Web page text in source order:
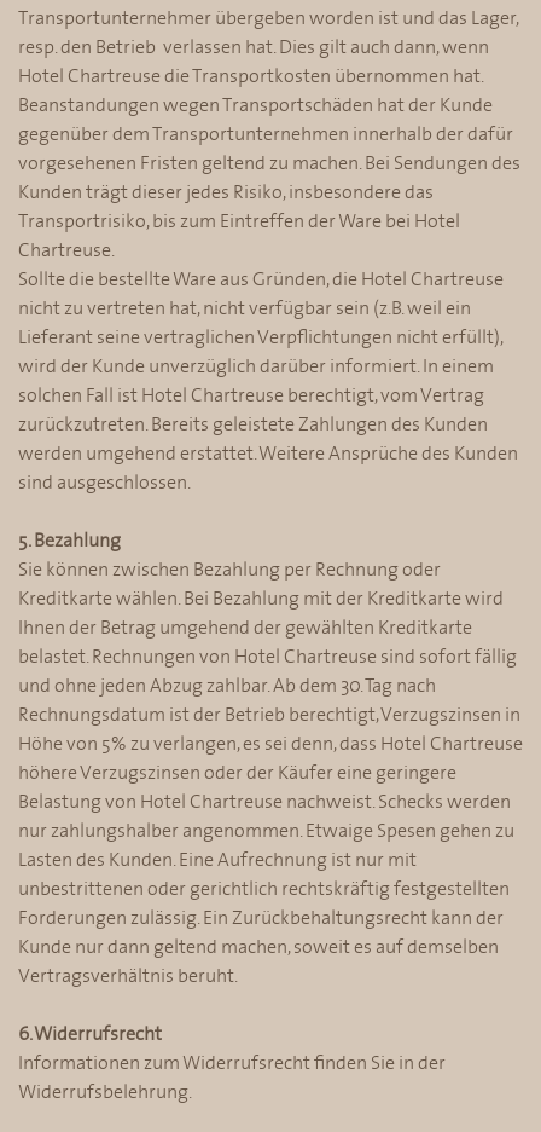
Transportunternehmer übergeben worden ist und das Lager,
resp. den Betrieb verlassen hat. Dies gilt auch dann, wenn
Hotel Chartreuse die Transportkosten übernommen hat.
Beanstandungen wegen Transportschäden hat der Kunde
gegenüber dem Transportunternehmen innerhalb der dafür
vorgesehenen Fristen geltend zu machen. Bei Sendungen des
Kunden trägt dieser jedes Risiko, insbesondere das
Transportrisiko, bis zum Eintreffen der Ware bei Hotel
Chartreuse.
Sollte die bestellte Ware aus Gründen, die Hotel Chartreuse
nicht zu vertreten hat, nicht verfügbar sein (z.B. weil ein
Lieferant seine vertraglichen Verpflichtungen nicht erfüllt),
wird der Kunde unverzüglich darüber informiert. In einem
solchen Fall ist Hotel Chartreuse berechtigt, vom Vertrag
zurückzutreten. Bereits geleistete Zahlungen des Kunden
werden umgehend erstattet. Weitere Ansprüche des Kunden
sind ausgeschlossen.
5. Bezahlung
Sie können zwischen Bezahlung per Rechnung oder
Kreditkarte wählen. Bei Bezahlung mit der Kreditkarte wird
Ihnen der Betrag umgehend der gewählten Kreditkarte
belastet. Rechnungen von Hotel Chartreuse sind sofort fällig
und ohne jeden Abzug zahlbar. Ab dem 30. Tag nach
Rechnungsdatum ist der Betrieb berechtigt, Verzugszinsen in
Höhe von 5% zu verlangen, es sei denn, dass Hotel Chartreuse
höhere Verzugszinsen oder der Käufer eine geringere
Belastung von Hotel Chartreuse nachweist. Schecks werden
nur zahlungshalber angenommen. Etwaige Spesen gehen zu
Lasten des Kunden. Eine Aufrechnung ist nur mit
unbestrittenen oder gerichtlich rechtskräftig festgestellten
Forderungen zulässig. Ein Zurückbehaltungsrecht kann der
Kunde nur dann geltend machen, soweit es auf demselben
Vertragsverhältnis beruht.
6. Widerrufsrecht
Informationen zum Widerrufsrecht finden Sie in der
Widerrufsbelehrung.